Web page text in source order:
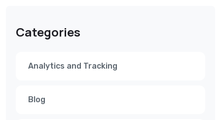
Categories
Analytics and Tracking
Blog